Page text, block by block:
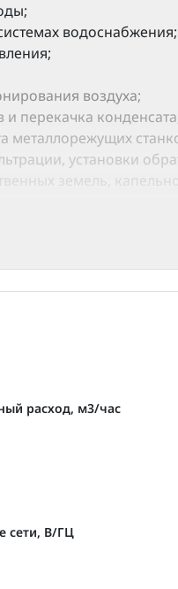
водоснабжения;
воздуха;
перекачка
металлорежущих
установки
земель,
расход, м3/час
сети, В/ГЦ